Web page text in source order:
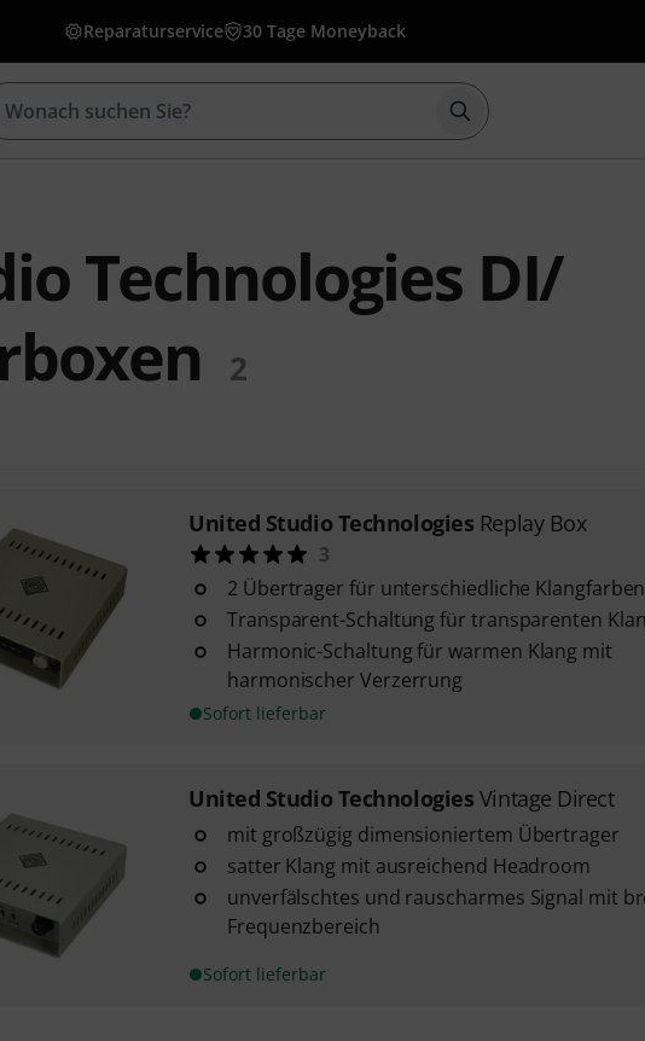
Reparaturservice 30 Tage Moneyback
Suche mit
Technologies DI/
2
United Studio Technologies Replay Box
3
2 Übertrager für unterschiedliche Klangfarben
Transparent-Schaltung für transparenten
Harmonic-Schaltung für warmen Klang mit
harmonischer Verzerrung
Sofort lieferbar
United Studio Technologies Vintage Direct
mit großzügig dimensioniertem Übertrager
satter Klang mit ausreichend Headroom
unverfälschtes und rauscharmes Signal mit
Frequenzbereich
Sofort lieferbar